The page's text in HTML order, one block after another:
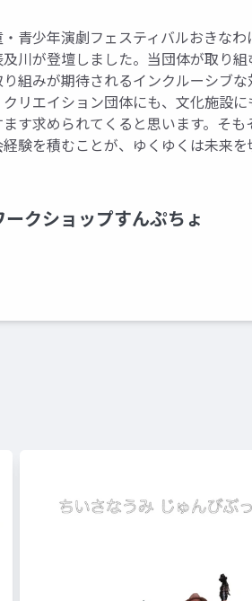
青少年演劇フェスティバルおきな
川が登壇しました。当団体が取り組
組みが期待されるインクルーシブ
リエイション団体にも、文化施設
す求められてくると思います。そ
験を積むことが、ゆくゆくは未来
クショップすんぷちょ